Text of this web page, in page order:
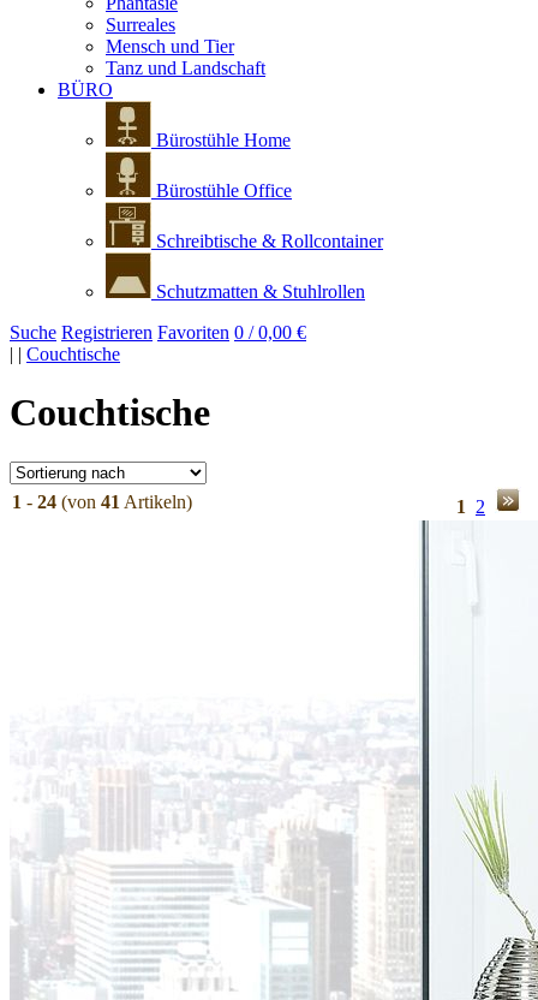
Surreales
Mensch und Tier
Tanz und Landschaft
BÜRO
Bürostühle Home
Bürostühle Office
Schreibtische & Rollcontainer
Schutzmatten & Stuhlrollen
Suche Registrieren Favoriten 0 / 0,00 €
| | Couchtische
Couchtische
1 - 24 (von 41 Artikeln) 1 2